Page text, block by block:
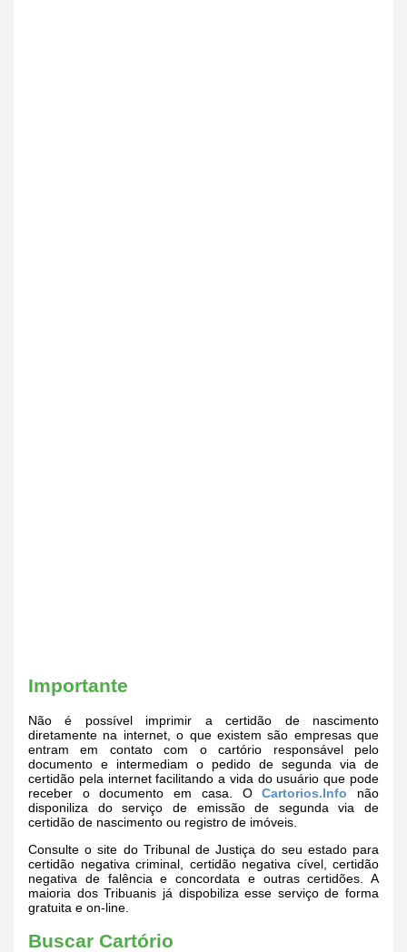
Importante
Não é possível imprimir a certidão de nascimento
diretamente na internet, o que existem são empresas que
entram em contato com o cartório responsável pelo
documento e intermediam o pedido de segunda via de
certidão pela internet facilitando a vida do usuário que pode
receber o documento em casa. OCartorios.Info não
disponiliza do serviço de emissão de segunda via de
certidão de nascimento ou registro de imóveis.
Consulte o site do Tribunal de Justiça do seu estado para
certidão negativa criminal, certidão negativa cível, certidão
negativa de falência e concordata e outras certidões. A
maioria dos Tribuanis já dispobiliza esse serviço de forma
gratuita e on-line.
Buscar Cartório